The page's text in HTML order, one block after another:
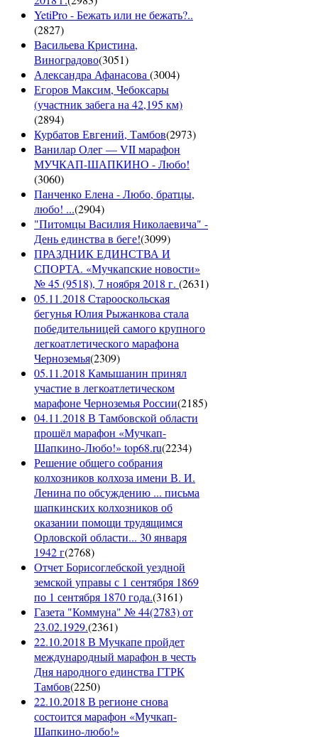
YetiPro - Бежать или не бежать?..
(2827)
Васильева Кристина,
Виноградово(3051)
Александра Афанасова(3004)
Егоров Максим, Чебоксары
(участник забега на 42,195 км)
(2894)
Курбатов Евгений, Тамбов(2973)
Ванилар Олег — VII марафон
МУЧКАП-ШАПКИНО - Любо!
(3060)
Панченко Елена - Любо, братцы,
любо! ...(2904)
"Питомцы Василия Николаевича" -
День единства в беге!(3099)
ПРАЗДНИК ЕДИНСТВА И
СПОРТА. «Мучкапские новости»
№ 45 (9518), 7 ноября 2018 г. (2631)
05.11.2018 Старооскольская
бегунья Юлия Рыжанкова стала
победительницей самого крупного
легкоатлетического марафона
Черноземья(2309)
05.11.2018 Камышанин принял
участие в легкоатлетическом
марафоне Черноземья России(2185)
04.11.2018 В Тамбовской области
прошёл марафон «Мучкап-
Шапкино-Любо!» top68.ru(2234)
Решение общего собрания
колхозников колхоза имени В. И.
Ленина по обсуждению ... письма
шапкинских колхозников об
оказании помощи трудящимся
Орловской области... 30 января
1942 г(2768)
Отчет Борисоглебской уездной
земской управы с 1 сентября 1869
по 1 сентября 1870 года.(3161)
Газета "Коммуна" № 44(2783) от
23.02.1929.(2361)
22.10.2018 В Мучкапе пройдет
международный марафон в честь
Дня народного единства ГТРК
Тамбов(2250)
22.10.2018 В регионе снова
состоится марафон «Мучкап-
Шапкино-любо!»